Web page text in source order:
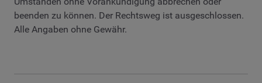
beenden zu können. Der Rechtsweg ist ausgeschlossen.
Alle Angaben ohne Gewähr.